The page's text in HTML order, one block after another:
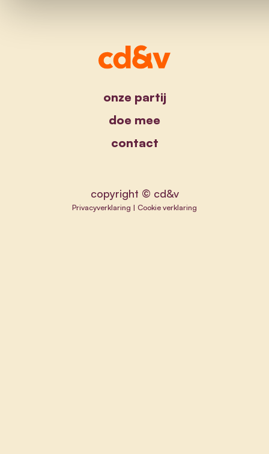
onze partij
doe mee
contact
copyright © cd&v
Privacyverklaring | Cookie verklaring